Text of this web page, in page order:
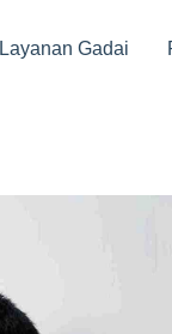
Layanan Gadai